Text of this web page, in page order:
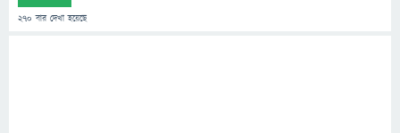
270 বার দেখা হয়েছে